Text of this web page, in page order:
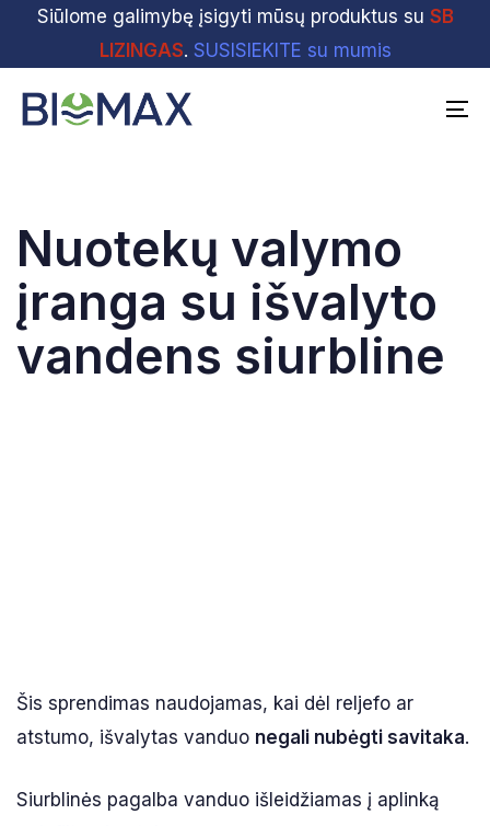
Skip
navigation
Siūlome galimybę įsigyti mūsų produktus su SB
LIZINGAS. SUSISIEKITE su mumis
Nuotekų valymo
įranga su išvalyto
vandens siurbline
Šis sprendimas naudojamas, kai dėl reljefo ar
atstumo, išvalytas vanduo negali nubėgti savitaka.
Siurblinės pagalba vanduo išleidžiamas į aplinką